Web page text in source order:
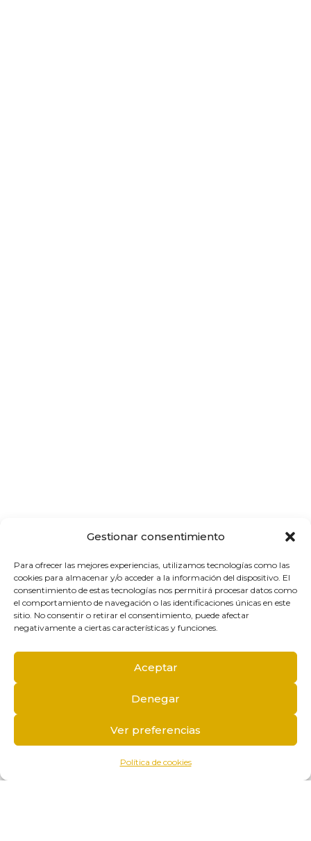
Gestionar consentimiento
Para ofrecer las mejores experiencias, utilizamos tecnologías como las
cookies para almacenar y/o acceder a la información del dispositivo. El
consentimiento de estas tecnologías nos permitirá procesar datos como
el comportamiento de navegación o las identificaciones únicas en este
sitio. No consentir o retirar el consentimiento, puede afectar
negativamente a ciertas características y funciones.
Aceptar
Denegar
Ver preferencias
Política de cookies